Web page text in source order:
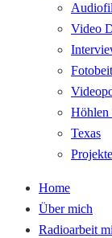
Video
Höhlen
Texas
Projekte
Home
Über mich
Radioarbeit